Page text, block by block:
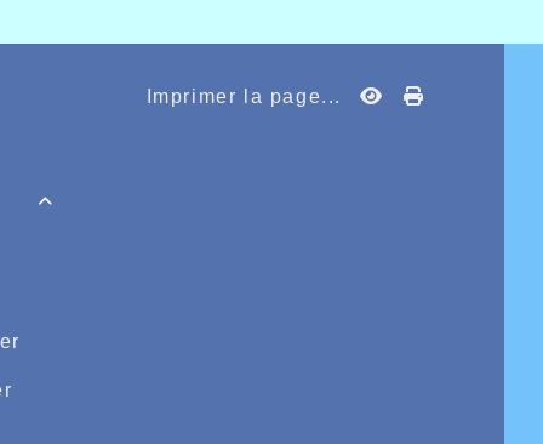
Imprimer la page...
